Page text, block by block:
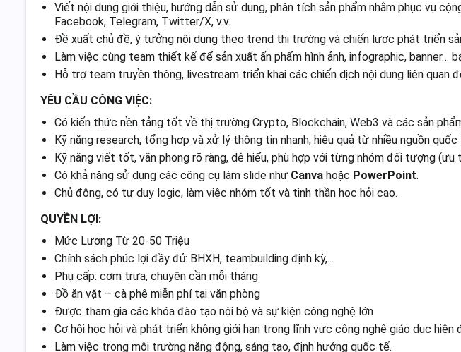
Viết nội dung giới thiệu, hướng dẫn sử dụng, phân tích sản phẩm nhằm phục vụ
Facebook, Telegram, Twitter/X, v.v.
Đề xuất chủ đề, ý tưởng nội dung theo trend thị trường và chiến lược phát triển
Làm việc cùng team thiết kế để sản xuất ấn phẩm hình ảnh, infographic, banner…
Hỗ trợ team truyền thông, livestream triển khai các chiến dịch nội dung liên quan
YÊU CẦU CÔNG VIỆC:
Có kiến thức nền tảng tốt về thị trường Crypto, Blockchain, Web3 và các sản
Kỹ năng research, tổng hợp và xử lý thông tin nhanh, hiệu quả từ nhiều nguồn quốc
Kỹ năng viết tốt, văn phong rõ ràng, dễ hiểu, phù hợp với từng nhóm đối tượng
Có khả năng sử dụng các công cụ làm slide như Canva hoặc PowerPoint.
Chủ động, có tư duy logic, làm việc nhóm tốt và tinh thần học hỏi cao.
QUYỀN LỢI:
Mức Lương Từ 20-50 Triệu
Chính sách phúc lợi đầy đủ: BHXH, teambuilding định kỳ,...
Phụ cấp: cơm trưa, chuyên cần mỗi tháng
Đồ ăn vặt – cà phê miễn phí tại văn phòng
Được tham gia các khóa đào tạo nội bộ và sự kiện công nghệ lớn
Cơ hội học hỏi và phát triển không giới hạn trong lĩnh vực công nghệ giáo dục hiện
Làm việc trong môi trường năng động, sáng tạo, định hướng quốc tế.